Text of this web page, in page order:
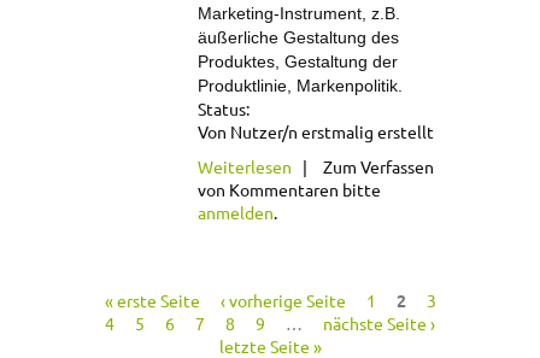
Marketing-Instrument, z.B.
äußerliche Gestaltung des
Produktes, Gestaltung der
Produktlinie, Markenpolitik.
Status:
Von Nutzer/n erstmalig erstellt
Weiterlesen über Produktpolitik
Zum Verfassen
von Kommentaren bitte
anmelden
Seiten
« erste Seite ‹ vorherige Seite 1 2
3
4
5 6 7 8 9
nächste Seite ›
letzte Seite »